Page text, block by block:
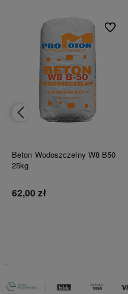
Beton Wodoszczelny W8 B50
25kg
62,00 zł
Do